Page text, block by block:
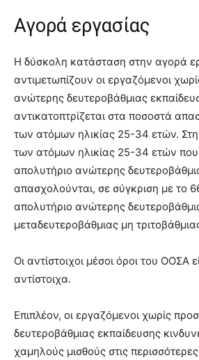
Αγορά εργασίας
Η δύσκολη κατάσταση στην αγορά
αντιμετωπίζουν οι εργαζόμενοι
ανώτερης δευτεροβάθμιας
αντικατοπτρίζεται στα ποσοστά
των ατόμων ηλικίας 25-34 ετών.
των ατόμων ηλικίας 25-34 ετών
απολυτήριο ανώτερης
απασχολούνται, σε σύγκριση με το
απολυτήριο ανώτερης
μεταδευτεροβάθμιας μη
Οι αντίστοιχοι μέσοι όροι του ΟΟΣΑ
αντίστοιχα.
Επιπλέον, οι εργαζόμενοι χωρίς
δευτεροβάθμιας εκπαίδευσης
χαμηλούς μισθούς στις